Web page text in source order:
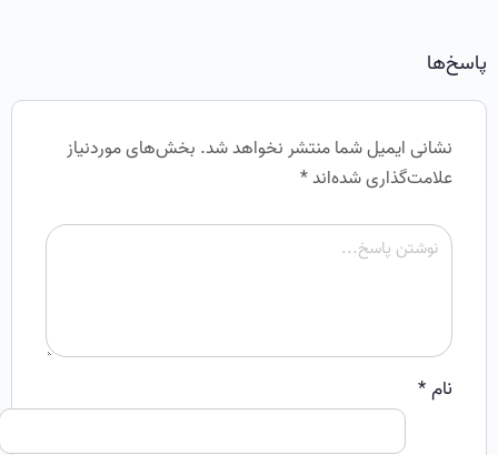
پاسخ‌ها
نشانی ایمیل شما منتشر نخواهد شد. بخش‌های موردنیاز
علامت‌گذاری شده‌اند*
نام*